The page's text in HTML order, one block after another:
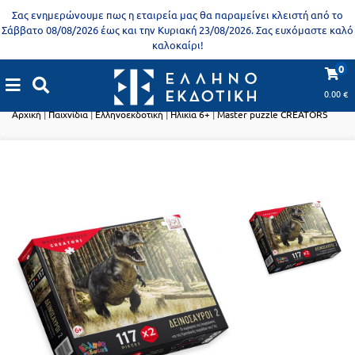
Σας ενημερώνουμε πως η εταιρεία μας θα παραμείνει κλειστή από το
Σάββατο 08/08/2026 έως και την Κυριακή 23/08/2026. Σας ευχόμαστε καλό
καλοκαίρι!
0
0.00€
X
Βιβλία
ενήλικες
διάθεση
Trivia
Books
- Η
γνώση
είναι
Προδημοτική
εκπαίδευση
Εκπαιδευτικές
αφίσες
Βιβλία
Δημοτικό
Α΄
Τάξη
Παιχνίδια
Αρχική|Παιχνίδια|Ελληνοεκδοτική|Ηλικία 6+|Master puzzle CREATORS